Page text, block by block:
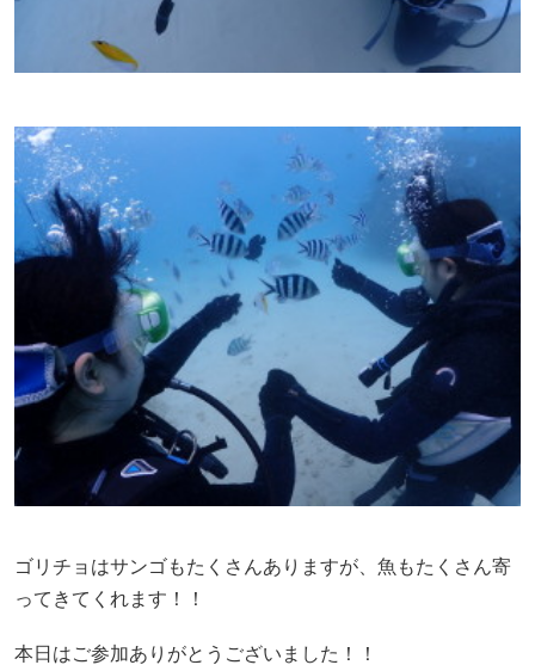
ゴリチョはサンゴもたくさんありますが、魚もたくさん寄
ってきてくれます！！
本日はご参加ありがとうございました！！